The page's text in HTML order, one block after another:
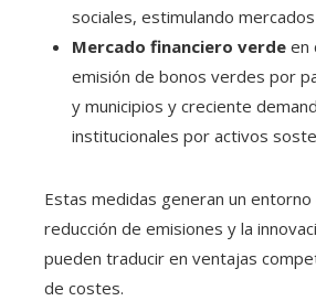
sociales, estimulando
Mercado financiero verde en
emisión de bonos verdes por
y municipios y creciente
institucionales por activos
Estas medidas generan un entorno
reducción de emisiones y la
pueden traducir en ventajas
de costes.